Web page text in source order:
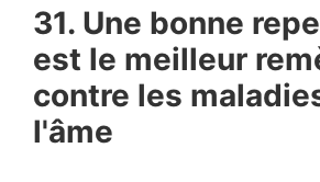
31. Une bonne
est le meilleur
contre les
l'âme